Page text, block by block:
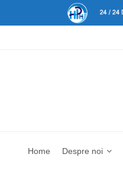
Home Despre noi